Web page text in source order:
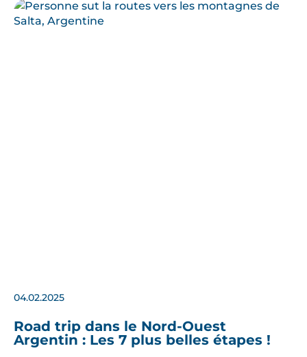
04.02.2025
Road trip dans le Nord-Ouest
Argentin : Les 7 plus belles étapes !